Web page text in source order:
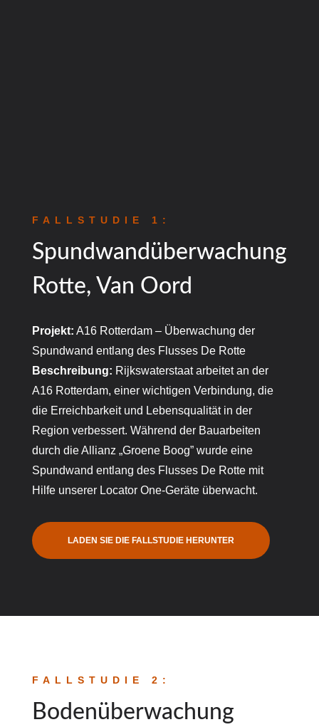
FALLSTUDIE 1:
Spundwandüberwachung
Rotte, Van Oord
Projekt: A16 Rotterdam – Überwachung der
Spundwand entlang des Flusses De Rotte
Beschreibung: Rijkswaterstaat arbeitet an der
A16 Rotterdam, einer wichtigen Verbindung, die
die Erreichbarkeit und Lebensqualität in der
Region verbessert. Während der Bauarbeiten
durch die Allianz „Groene Boog” wurde eine
Spundwand entlang des Flusses De Rotte mit
Hilfe unserer Locator One-Geräte überwacht.
LADEN SIE DIE FALLSTUDIE HERUNTER
FALLSTUDIE 2:
Bodenüberwachung